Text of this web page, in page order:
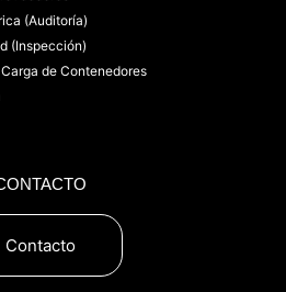
(Auditoría)
(Inspección)
de Contenedores
Contacto